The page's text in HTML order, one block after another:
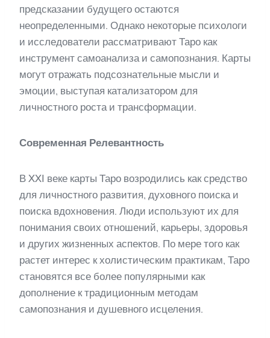
предсказании будущего остаются
неопределенными. Однако некоторые психологи
и исследователи рассматривают Таро как
инструмент самоанализа и самопознания. Карты
могут отражать подсознательные мысли и
эмоции, выступая катализатором для
личностного роста и трансформации.
Современная Релевантность
В XXI веке карты Таро возродились как средство
для личностного развития, духовного поиска и
поиска вдохновения. Люди используют их для
понимания своих отношений, карьеры, здоровья
и других жизненных аспектов. По мере того как
растет интерес к холистическим практикам, Таро
становятся все более популярными как
дополнение к традиционным методам
самопознания и душевного исцеления.